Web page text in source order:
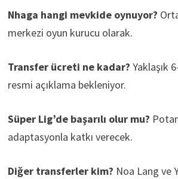
Nhaga hangi mevkide oynuyor?
merkezi oyun kurucu olarak.
Transfer ücreti ne kadar? Yaklaşık
resmi açıklama bekleniyor.
Süper Lig’de başarılı olur mu?
adaptasyonla katkı verecek.
Diğer transferler kim? Noa Lang ve